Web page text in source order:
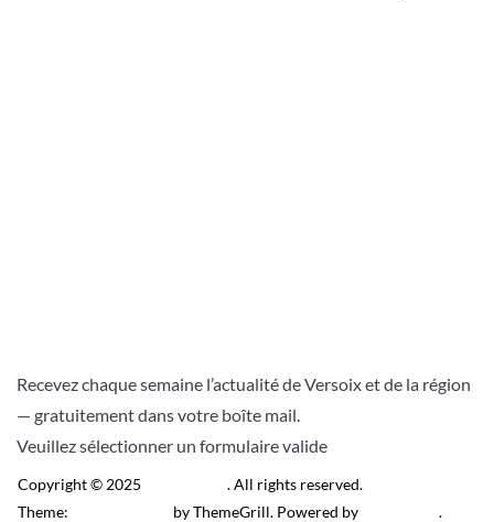
Recevez chaque semaine l’actualité de Versoix et de la région
— gratuitement dans votre boîte mail.
Veuillez sélectionner un formulaire valide
Copyright © 2025
. All rights reserved.
Theme:
by ThemeGrill. Powered by .